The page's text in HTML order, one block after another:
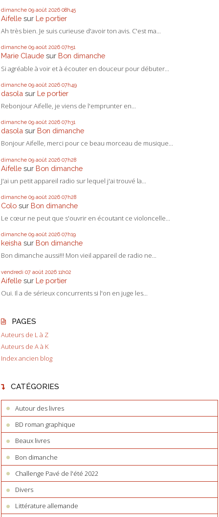
dimanche 09 août 2026 08h45
Aifelle sur Le portier
Ah très bien. Je suis curieuse d'avoir ton avis. C'est ma...
dimanche 09 août 2026 07h51
Marie Claude sur Bon dimanche
Si agréable à voir et à écouter en douceur pour débuter...
dimanche 09 août 2026 07h49
dasola sur Le portier
Rebonjour Aifelle, je viens de l'emprunter en...
dimanche 09 août 2026 07h31
dasola sur Bon dimanche
Bonjour Aifelle, merci pour ce beau morceau de musique...
dimanche 09 août 2026 07h28
Aifelle sur Bon dimanche
J'ai un petit appareil radio sur lequel j'ai trouvé la...
dimanche 09 août 2026 07h28
Colo sur Bon dimanche
Le cœur ne peut que s'ouvrir en écoutant ce violoncelle...
dimanche 09 août 2026 07h19
keisha sur Bon dimanche
Bon dimanche aussi!!! Mon vieil appareil de radio ne...
vendredi 07 août 2026 11h02
Aifelle sur Le portier
Oui. Il a de sérieux concurrents si l'on en juge les...
PAGES
Auteurs de L à Z
Auteurs de A à K
Index ancien blog
CATÉGORIES
Autour des livres
BD roman graphique
Beaux livres
Bon dimanche
Challenge Pavé de l'été 2022
Divers
Littérature allemande